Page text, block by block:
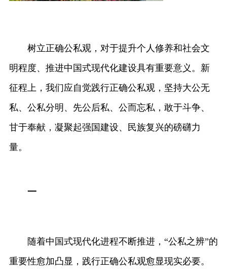
树立正确公私观，对于提升个人修养和社会文
明程度、推进中国式现代化建设具有重要意义。新
征程上，我们应自觉践行正确公私观，坚持大公无
私、公私分明、先公后私、公而忘私，敢于斗争、
甘于奉献，凝聚起强国建设、民族复兴的磅礴力
量。
一
随着中国式现代化进程不断推进，“公私之辨”的
重要性愈加凸显，践行正确公私观愈显现实必要。